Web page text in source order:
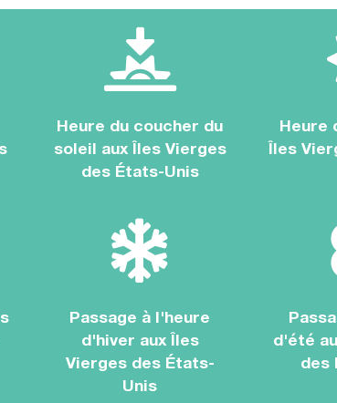
Heure du coucher du
soleil aux Îles Vierges
des États-Unis
Heure
Îles
Passage à l'heure
d'hiver aux Îles
Vierges des États-
Unis
d'été
des